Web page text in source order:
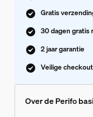
Gratis
30 dagen gratis
2 jaar garantie
Veilige checkout
Over de Perifo